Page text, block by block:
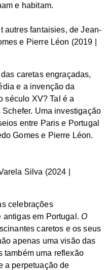
e habitam.
autres fantaisies, de Jean-
e Pierre Léon (2019 |
caretas engraçadas,
e a invenção da
século XV? Tal é a
Uma investigação
entre Paris e Portugal
Gomes e Pierre Léon.
Silva (2024 |
celebrações
antigas em Portugal.O
caretos e os seus
apenas uma visão das
também uma reflexão
a perpetuação de